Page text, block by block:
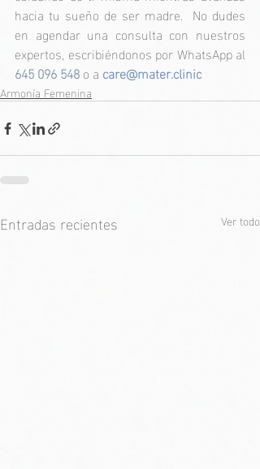
hacia tu sueño de ser madre.  No dudes
en agendar una consulta con nuestros
645 096 548o a care@mater.clinic
Armonía Femenina
Entradas recientes Ver todo